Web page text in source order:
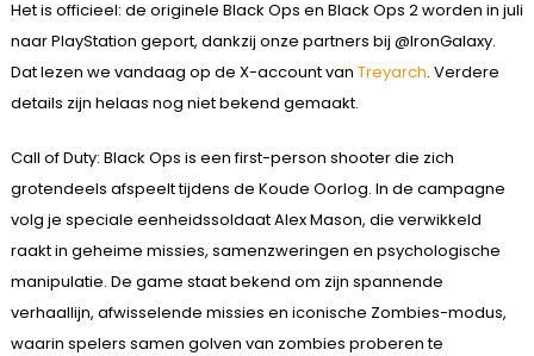
Het is officieel: de originele Black Ops en Black Ops 2 worden in juli
naar PlayStation geport, dankzij onze partners bij @IronGalaxy.
Dat lezen we vandaag op de X-account van Treyarch. Verdere
details zijn helaas nog niet bekend gemaakt.
Call of Duty: Black Ops is een first-person shooter die zich
grotendeels afspeelt tijdens de Koude Oorlog. In de campagne
volg je speciale eenheidssoldaat Alex Mason, die verwikkeld
raakt in geheime missies, samenzweringen en psychologische
manipulatie. De game staat bekend om zijn spannende
verhaallijn, afwisselende missies en iconische Zombies-modus,
waarin spelers samen golven van zombies proberen te